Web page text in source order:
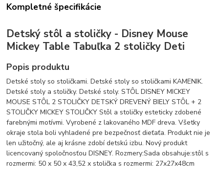
Kompletné špecifikácie
Detský stôl a stoličky - Disney Mouse
Mickey Table Tabuľka 2 stoličky Deti
Popis produktu
Detské stoly so stoličkami. Detské stoly so stoličkami KAMENIK.
Detské stoly a stoličky. Detské stoly. STÔL DISNEY MICKEY
MOUSE STÔL 2 STOLIČKY DETSKÝ DREVENÝ BIELY STÔL + 2
STOLIČKY MICKEY STOLIČKY Stôl a stoličky esteticky zdobené
farebnými motívmi. Vyrobené z lakovaného MDF dreva. Všetky
okraje stola boli vyhladené pre bezpečnosť dieťaťa. Produkt nie je
len užitočný, ale aj krásne zdobí detskú izbu. Nový produkt
licencovaný spoločnosťou DISNEY. Rozmery:Sada obsahuje:stôl s
rozmermi: 50 x 50 x 43,52 x stolička s rozmermi: 27x27x48cm